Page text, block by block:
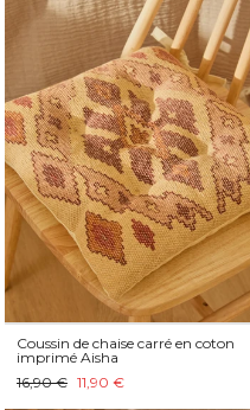
Coussin de chaise carré en coton
imprimé Aisha
16,90 € 11,90 €